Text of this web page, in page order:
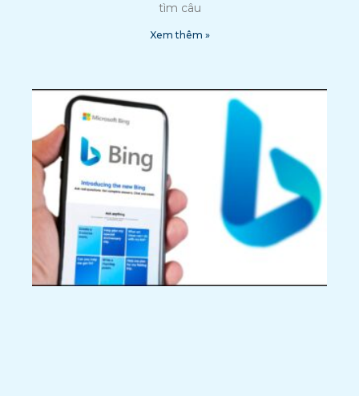
tìm câu
Xem thêm »